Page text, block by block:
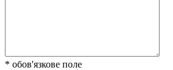
* обов'язкове поле